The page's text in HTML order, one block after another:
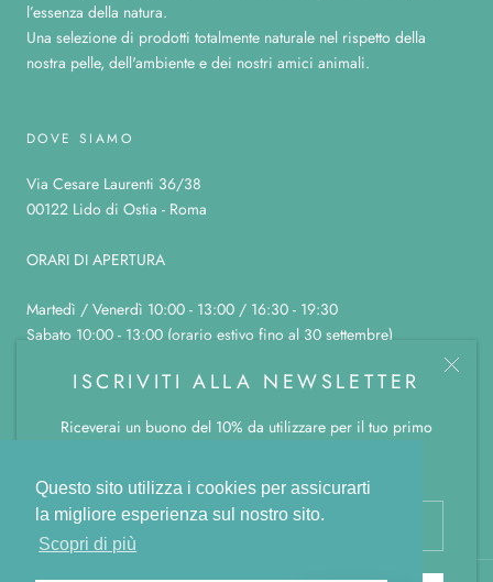
Questo sito utilizza i cookies per assicurarti
la migliore esperienza sul nostro sito.
Scopri di più
ISCRIVITI ALLA NEWSLETTER
Riceverai un buono del 10% da utilizzare per il tuo primo
l’essenza della natura.
Una selezione di prodotti totalmente naturale nel rispetto della
nostra pelle, dell'ambiente e dei nostri amici animali.
DOVE SIAMO
Via Cesare Laurenti 36/38
00122 Lido di Ostia - Roma
ORARI DI APERTURA
Martedì / Venerdì 10:00 - 13:00 / 16:30 - 19:30
Sabato 10:00 - 13:00 (orario estivo fino al 30 settembre)
Powered by Shopify